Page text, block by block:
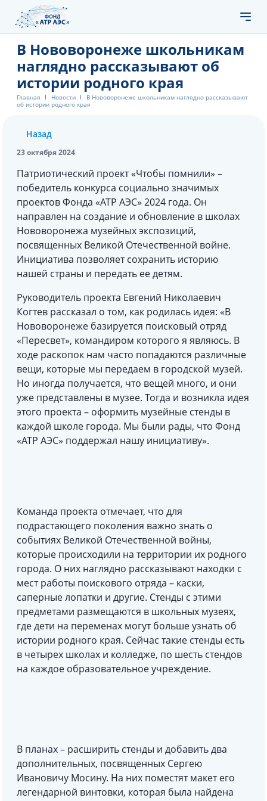
В Нововоронеже школьникам
наглядно рассказывают об
истории родного края
Главная Новости
В Нововоронеже школьникам наглядно рассказывают
об истории родного края
Назад
23 октября 2024
Патриотический проект «Чтобы помнили» –
победитель конкурса социально значимых
проектов Фонда «АТР АЭС» 2024 года. Он
направлен на создание и обновление в школах
Нововоронежа музейных экспозиций,
посвященных Великой Отечественной войне.
Инициатива позволяет сохранить историю
нашей страны и передать ее детям.
Руководитель проекта Евгений Николаевич
Когтев рассказал о том, как родилась идея: «В
Нововоронеже базируется поисковый отряд
«Пересвет», командиром которого я являюсь. В
ходе раскопок нам часто попадаются различные
вещи, которые мы передаем в городской музей.
Но иногда получается, что вещей много, и они
уже представлены в музее. Тогда и возникла идея
этого проекта – оформить музейные стенды в
каждой школе города. Мы были рады, что Фонд
«АТР АЭС» поддержал нашу инициативу».
Команда проекта отмечает, что для
подрастающего поколения важно знать о
событиях Великой Отечественной войны,
которые происходили на территории их родного
города. О них наглядно рассказывают находки с
мест работы поискового отряда – каски,
саперные лопатки и другие. Стенды с этими
предметами размещаются в школьных музеях,
где дети на переменах могут больше узнать об
истории родного края. Сейчас такие стенды есть
в четырех школах и колледже, по шесть стендов
на каждое образовательное учреждение.
В планах – расширить стенды и добавить два
дополнительных, посвященных Сергею
Ивановичу Мосину. На них поместят макет его
легендарной винтовки, которая была найдена